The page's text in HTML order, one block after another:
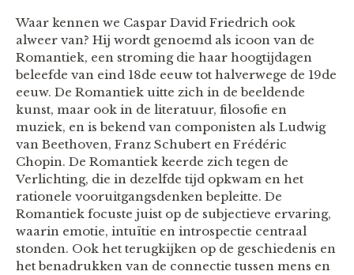
Waar kennen we Caspar David Friedrich ook
alweer van? Hij wordt genoemd als icoon van de
Romantiek, een stroming die haar hoogtijdagen
beleefde van eind 18de eeuw tot halverwege de 19de
eeuw. De Romantiek uitte zich in de beeldende
kunst, maar ook in de literatuur, filosofie en
muziek, en is bekend van componisten als Ludwig
van Beethoven, Franz Schubert en Frédéric
Chopin. De Romantiek keerde zich tegen de
Verlichting, die in dezelfde tijd opkwam en het
rationele vooruitgangsdenken bepleitte. De
Romantiek focuste juist op de subjectieve ervaring,
waarin emotie, intuïtie en introspectie centraal
stonden. Ook het terugkijken op de geschiedenis en
het benadrukken van de connectie tussen mens en